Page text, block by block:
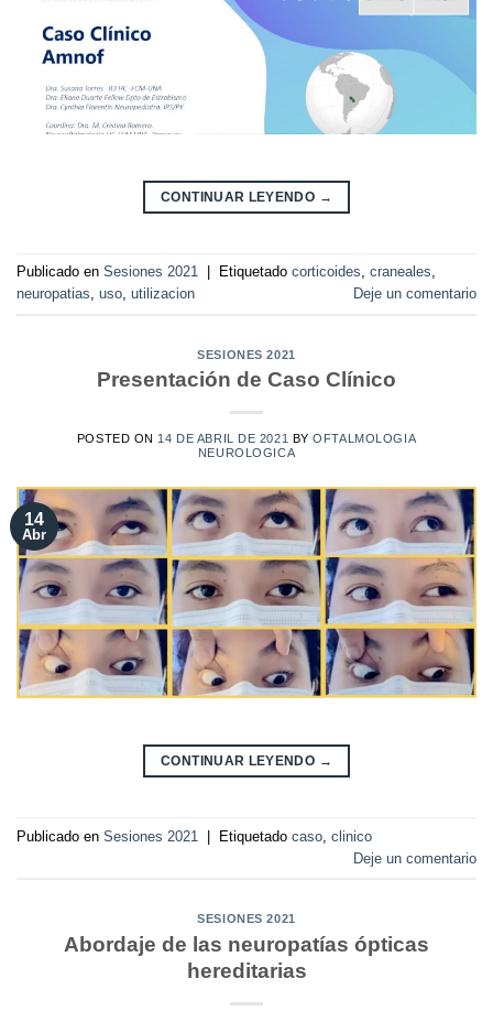
CONTINUAR LEYENDO →
Publicado en Sesiones 2021 Etiquetado corticoides, craneales,
neuropatias, uso, utilizacion Deje un comentario
SESIONES 2021
Presentación de Caso Clínico
POSTED ON 14 DE ABRIL DE 2021 BYOFTALMOLOGIA
NEUROLOGICA
14
Abr
CONTINUAR LEYENDO →
Publicado en Sesiones 2021 Etiquetado caso clinico
Deje un comentario
SESIONES 2021
Abordaje de las neuropatías ópticas
hereditarias